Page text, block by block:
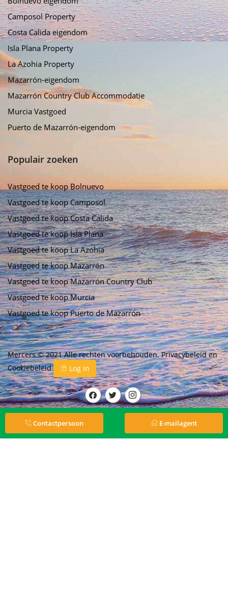
Camposol Property
Costa Calida eigendom
Isla Plana Property
La Azohia Property
Mazarrón-eigendom
Mazarrón Country Club Accommodatie
Murcia Vastgoed
Puerto de Mazarrón-eigendom
Populair zoeken
Vastgoed te koop Bolnuevo
Vastgoed te koop Camposol
Vastgoed te koop Costa Calida
Vastgoed te koop Isla Plana
Vastgoed te koop La Azohia
Vastgoed te koop Mazarrón
Vastgoed te koop Mazarrón Country Club
Vastgoed te koop Murcia
Vastgoed te koop Puerto de Mazarrón
Mercers © 2021 Alle rechten voorbehouden.Privacybeleiden
Cookiebeleid
Log in
Contactpersoon E-mailagent